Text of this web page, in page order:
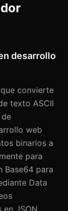
desarrollo
convierte
texto ASCII
web
binarios a
para
Base64 para
Data
JSON,